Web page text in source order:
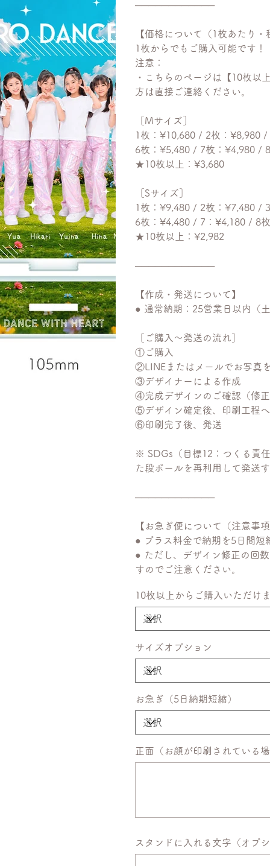
────────────
【価格について（1枚あたり・
1枚からでもご購入可能です！
注意：
・こちらのページは【10枚以
方は直接ご連絡ください。
［Mサイズ］
1枚：¥10,680 / 2枚：¥8,980
6枚：¥5,480 / 7枚：¥4,980 /
★10枚以上：¥3,680
［Sサイズ］
1枚：¥9,480 / 2枚：¥7,480 /
6枚：¥4,480 / 7：¥4,180 / 8
★10枚以上：¥2,982
────────────
【作成・発送について】
● 通常納期：25営業日以内（
［ご購入〜発送の流れ］
①ご購入
②LINEまたはメールでお写真
③デザイナーによる作成
④完成デザインのご確認（修
⑤デザイン確定後、印刷工程へ
⑥印刷完了後、発送
※ SDGs（目標12：つくる責
た段ボールを再利用して発送
────────────
【お急ぎ便について（注意事
● プラス料金で納期を5日間短
● ただし、デザイン修正の回
すのでご注意ください。
10枚以上からご購入いただけ
サイズオプション
お急ぎ（5日納期短縮）
正面（お顔が印刷されている
最
入
き
スタンドに入れる文字（オプ
最